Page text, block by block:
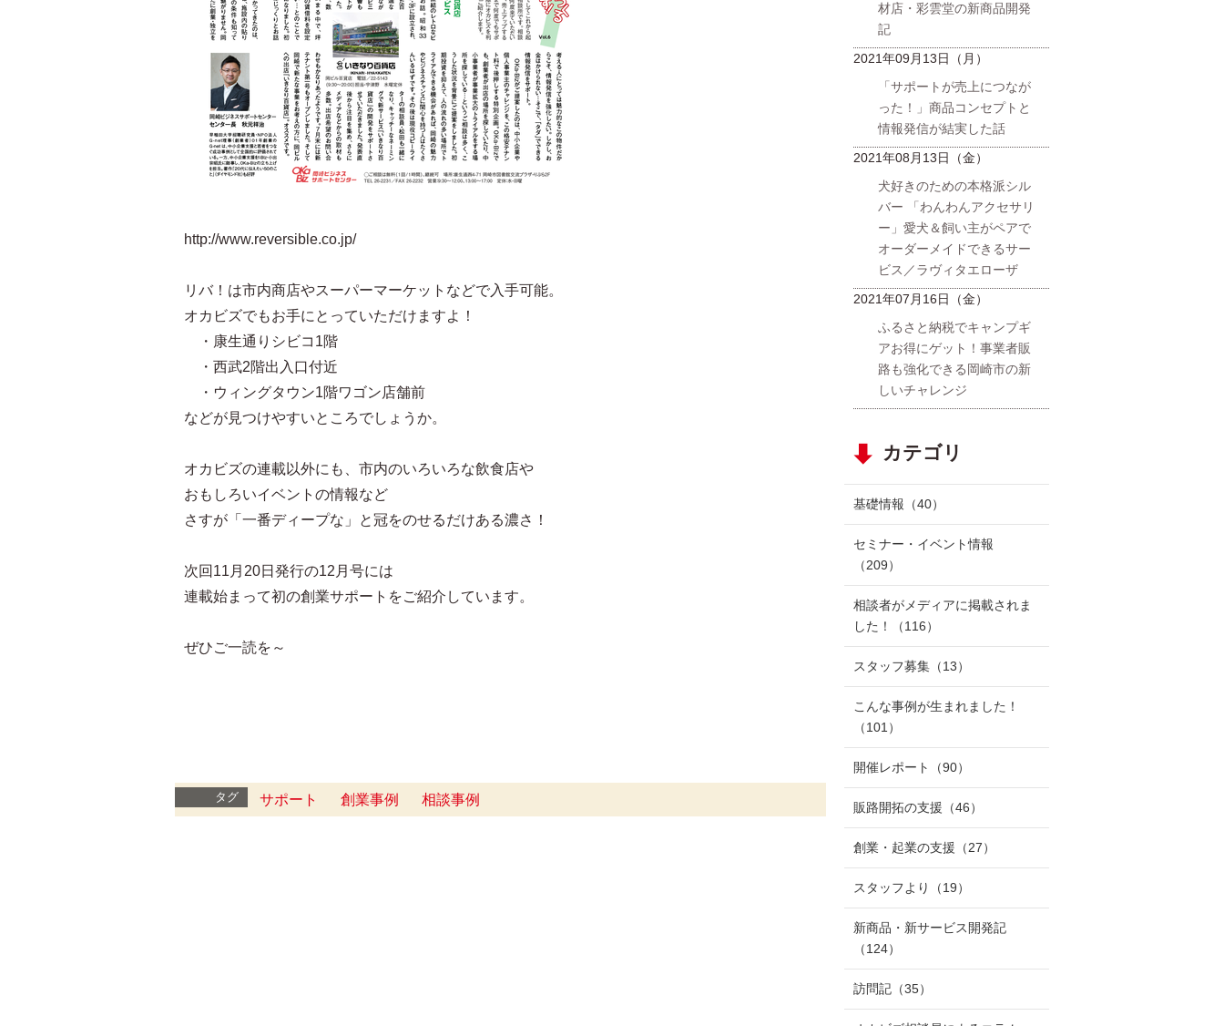
http://www.reversible.co.jp/
リバ！は市内商店やスーパーマーケットなどで入手可能。
オカビズでもお手にとっていただけますよ！
・康生通りシビコ1階
・西武2階出入口付近
・ウィングタウン1階ワゴン店舗前
などが見つけやすいところでしょうか。
オカビズの連載以外にも、市内のいろいろな飲食店や
おもしろいイベントの情報など
さすが「一番ディープな」と冠をのせるだけある濃さ！
次回11月20日発行の12月号には
連載始まって初の創業サポートをご紹介しています。
ぜひご一読を～
タグ サポート 創業事例 相談事例
材店・彩雲堂の新商品開発
記
2021年09月13日（月）
「サポートが売上につなが
った！」商品コンセプトと
情報発信が結実した話
2021年08月13日（金）
犬好きのための本格派シル
バー 「わんわんアクセサリ
ー」愛犬＆飼い主がペアで
オーダーメイドできるサー
ビス／ラヴィタエローザ
2021年07月16日（金）
ふるさと納税でキャンプギ
アお得にゲット！事業者販
路も強化できる岡崎市の新
しいチャレンジ
カテゴリ
基礎情報 （40）
セミナー・イベント情報
（209）
相談者がメディアに掲載されま
した！
（116）
スタッフ募集 （13）
こんな事例が生まれました！
（101）
開催レポート （90）
販路開拓の支援 （46）
創業・起業の支援 （27）
スタッフより （19）
新商品・新サービス開発記
（124）
訪問記 （35）